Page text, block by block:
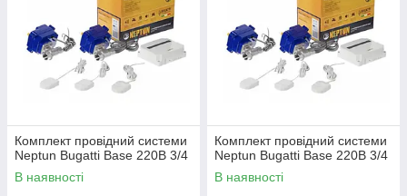
Комплект провідний системи
Neptun Bugatti Base 220B 3/4
В наявності
Комплект провідний системи
Neptun Bugatti Base 220B 3/4
В наявності